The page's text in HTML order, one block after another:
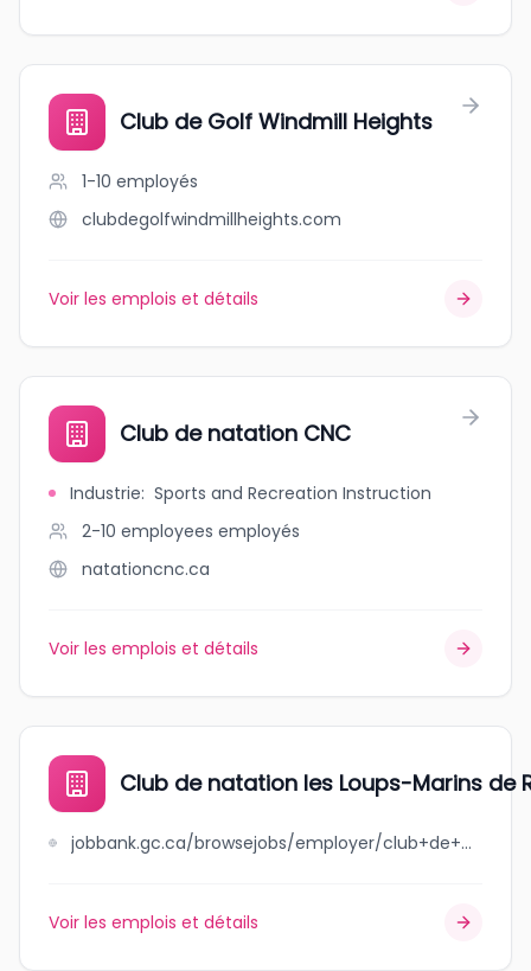
Club de Golf Windmill Heights
1-10 employés
clubdegolfwindmillheights.com
Voir les emplois et détails
Club de natation CNC
Industrie: Sports and Recreation Instruction
2-10 employees employés
natationcnc.ca
Voir les emplois et détails
Club de natation les Loups-Marins de
jobbank.gc.ca/browsejobs/employer/club+de+natation+les+loups-marins+de+rivi%C3%A8re-du-loup+inc./ca
Voir les emplois et détails